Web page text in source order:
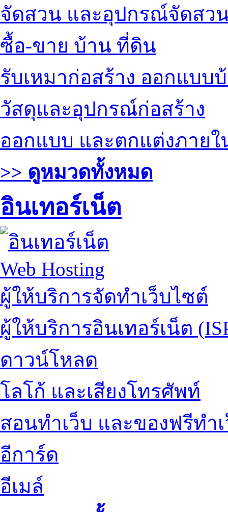
จัดสวน และอุปกรณ์จัดสว
ซื้อ-ขาย บ้าน ที่ดิน
รับเหมาก่อสร้าง ออกแบบ
วัสดุและอุปกรณ์ก่อสร้าง
ออกแบบ และตกแต่งภายใ
>> ดูหมวดทั้งหมด
อินเทอร์เน็ต
Web Hosting
ผู้ให้บริการจัดทำเว็บไซต์
ผู้ให้บริการอินเทอร์เน็ต
ดาวน์โหลด
โลโก้ และเสียงโทรศัพท์
สอนทำเว็บ และของฟรีทำ
อีการ์ด
อีเมล์